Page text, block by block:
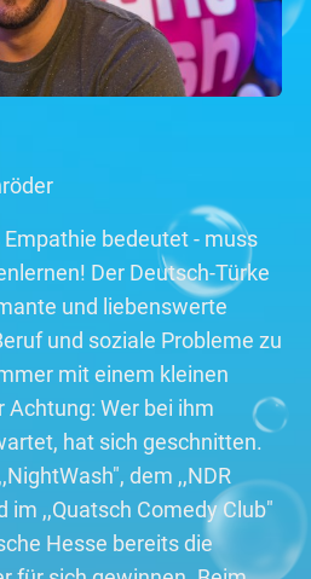
bedeutet - muss
Der Deutsch-Türke
und liebenswerte
und soziale Probleme zu
mit einem kleinen
Wer bei ihm
hat sich geschnitten.
dem ,,NDR
im ,,Quatsch Comedy Club"
Hesse bereits die